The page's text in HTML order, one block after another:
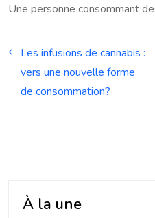
Une personne consommant
Les infusions de cannabis :
vers une nouvelle forme
de consommation?
À la une